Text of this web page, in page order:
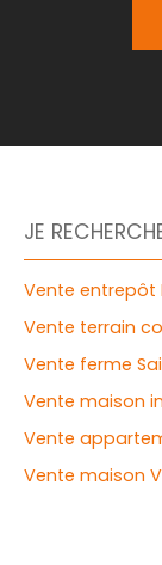
JE
Vente entrepôt
Vente terrain
Vente ferme
Vente maison
Vente
Vente maison